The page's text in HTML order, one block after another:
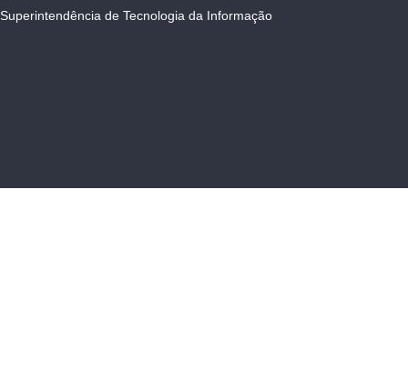
Superintendência de Tecnologia da Informação